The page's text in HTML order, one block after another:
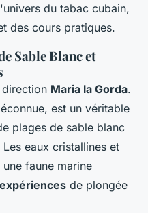
du tabac cubain,
des cours pratiques.
Sable Blanc et
direction Maria la Gorda.
est un véritable
plages de sable blanc
eaux cristallines et
faune marine
expériences de plongée